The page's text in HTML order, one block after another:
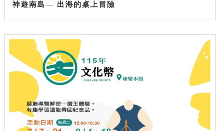
神遊南島— 出海的桌上冒險